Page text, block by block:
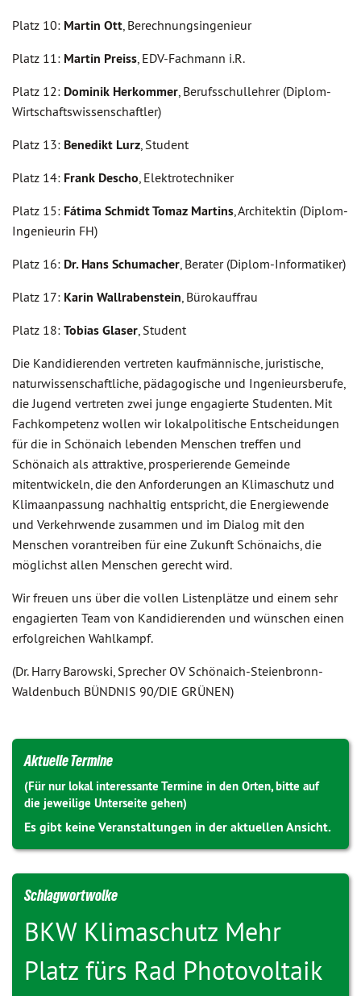
Platz 10: Martin Ott, Berechnungsingenieur
Platz 11: Martin Preiss, EDV-Fachmann i.R.
Platz 12: Dominik Herkommer, Berufsschullehrer (Diplom-
Wirtschaftswissenschaftler)
Platz 13: Benedikt Lurz, Student
Platz 14: Frank Descho, Elektrotechniker
Platz 15: Fátima Schmidt Tomaz Martins, Architektin (Diplom-
Ingenieurin FH)
Platz 16: Dr. Hans Schumacher, Berater (Diplom-Informatiker)
Platz 17: Karin Wallrabenstein, Bürokauffrau
Platz 18: Tobias Glaser, Student
Die Kandidierenden vertreten kaufmännische, juristische,
naturwissenschaftliche, pädagogische und Ingenieursberufe,
die Jugend vertreten zwei junge engagierte Studenten. Mit
Fachkompetenz wollen wir lokalpolitische Entscheidungen
für die in Schönaich lebenden Menschen treffen und
Schönaich als attraktive, prosperierende Gemeinde
mitentwickeln, die den Anforderungen an Klimaschutz und
Klimaanpassung nachhaltig entspricht, die Energiewende
und Verkehrwende zusammen und im Dialog mit den
Menschen vorantreiben für eine Zukunft Schönaichs, die
möglichst allen Menschen gerecht wird.
Wir freuen uns über die vollen Listenplätze und einem sehr
engagierten Team von Kandidierenden und wünschen einen
erfolgreichen Wahlkampf.
(Dr. Harry Barowski, Sprecher OV Schönaich-Steienbronn-
Waldenbuch BÜNDNIS 90/DIE GRÜNEN)
Aktuelle Termine
(Für nur lokal interessante Termine in den Orten, bitte auf
die jeweilige Unterseite gehen)
Es gibt keine Veranstaltungen in der aktuellen Ansicht.
Schlagwortwolke
BKW Klimaschutz Mehr
Platz fürs Rad Photovoltaik